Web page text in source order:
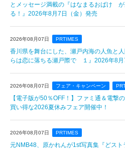
とメッセージ満載の『はなまるおばけ
る！』2026年8月7日（金）発売
2026年08月07日 PRTIMES
香川県を舞台にした、瀬戸内海の人魚と
らは恋に落ちる瀬戸際で １』2026年8月
2026年08月07日 フェア・キャンペーン
【電子版が50％OFF！】ファミ通＆電撃
買い得な2026夏休みフェア開催中！
2026年08月07日 PRTIMES
元NMB48、原かれんが1st写真集『どスト